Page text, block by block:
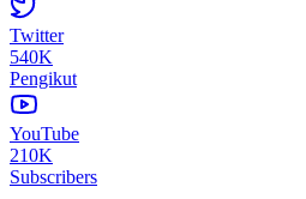
Twitter
540K
Pengikut
YouTube
210K
Subscribers